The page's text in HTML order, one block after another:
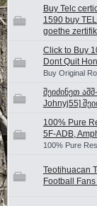
Buy Telc
1590 buy
goethe
Click to Buy
Dont Quit
Buy Original
შეიძინეთ
Johnyj55]
100% Pure
5F-ADB,
100% Pure
Teotihuacan
Football